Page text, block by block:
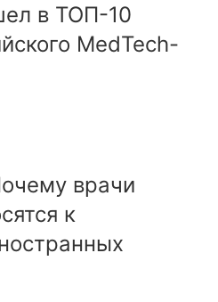
в ТОП-10
MedTech-
врачи
к